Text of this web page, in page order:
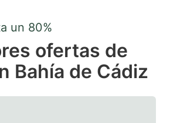
to
get
the
keyboard
un 80%
ofertas de
Bahía de Cádiz